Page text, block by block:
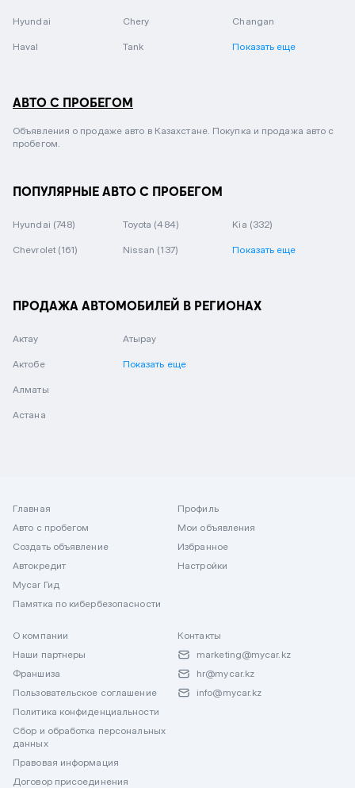
Hyundai Chery Changan
Haval Tank Показать еще
АВТО С ПРОБЕГОМ
Объявления о продаже авто в Казахстане. Покупка и продажа авто с
пробегом.
ПОПУЛЯРНЫЕ АВТО С ПРОБЕГОМ
Hyundai (748) Toyota (484) Kia (332)
Chevrolet (161) Nissan (137) Показать еще
ПРОДАЖА АВТОМОБИЛЕЙ В РЕГИОНАХ
Актау
Актобе
Алматы
Астана
Атырау
Показать еще
Главная
Авто с пробегом
Создать объявление
Автокредит
Mycar Гид
Памятка по кибербезопасности
Профиль
Мои объявления
Избранное
Настройки
О компании
Наши партнеры
Франшиза
Пользовательское соглашение
Политика конфиденциальности
Сбор и обработка персональных
данных
Правовая информация
Договор присоединения
Контакты
marketing@mycar.kz
hr@mycar.kz
info@mycar.kz